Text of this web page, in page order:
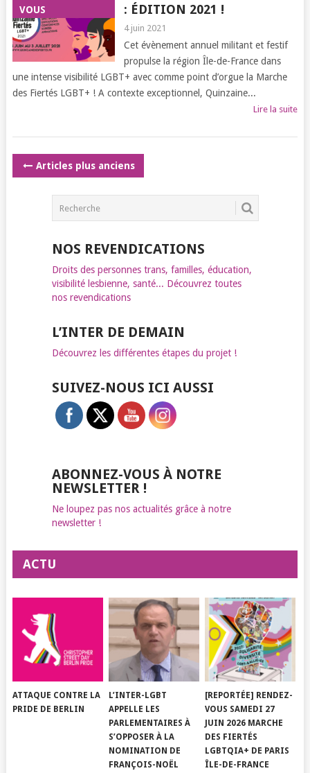
VOUS
: ÉDITION 2021 !
4 juin 2021
Cet évènement annuel militant et festif
propulse la région Île-de-France dans
une intense visibilité LGBT+ avec comme point d’orgue la Marche
des Fiertés LGBT+ ! A contexte exceptionnel, Quinzaine...
Lire la suite
POSTS
Articles plus anciens
NOS REVENDICATIONS
Droits des personnes trans, familles, éducation,
visibilité lesbienne, santé... Découvrez toutes
nos revendications
L’INTER DE DEMAIN
Découvrez les différentes étapes du projet !
SUIVEZ-NOUS ICI AUSSI
ABONNEZ-VOUS À NOTRE
NEWSLETTER !
Ne loupez pas nos actualités grâce à notre
newsletter !
ACTU
ATTAQUE CONTRE LA
PRIDE DE BERLIN
L’INTER-LGBT
APPELLE LES
PARLEMENTAIRES À
S’OPPOSER À LA
NOMINATION DE
FRANÇOIS-NOËL
[REPORTÉE] RENDEZ-
VOUS SAMEDI 27
JUIN 2026 MARCHE
DES FIERTÉS
LGBTQIA+ DE PARIS
ÎLE-DE-FRANCE